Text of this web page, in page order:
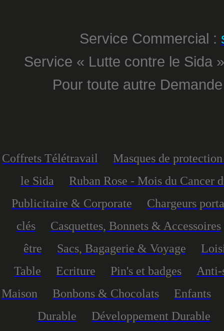
Service Commercial :
Service « Lutte contre le Sida
Pour toute autre
Coffrets Télétravail
Masques de
le Sida
Ruban Rose - Mois du Cancer
Publicitaire & Corporate
Chargeurs
clés
Casquettes, Bonnets & Accessoires
être
Sacs, Bagagerie & Voyage
Table
Ecriture Pin's et badges
Anti-
Maison
Bonbons & Chocolats
Enfants
Durable
Développement Durable